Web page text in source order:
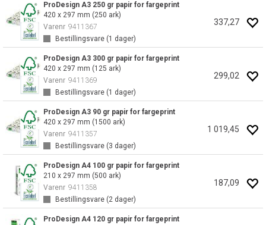
ProDesign A3 250 gr papir for fargeprint
420 x 297 mm (250 ark)
Varenr 9411367
Bestillingsvare (1 dager)
337,27
ProDesign A3 300 gr papir for fargeprint
420 x 297 mm (125 ark)
Varenr 9411369
Bestillingsvare (1 dager)
299,02
ProDesign A3 90 gr papir for fargeprint
420 x 297 mm (1500 ark)
Varenr 9411357
Bestillingsvare (3 dager)
1 019,45
ProDesign A4 100 gr papir for fargeprint
210 x 297 mm (500 ark)
Varenr 9411358
Bestillingsvare (2 dager)
187,09
ProDesign A4 120 gr papir for fargeprint